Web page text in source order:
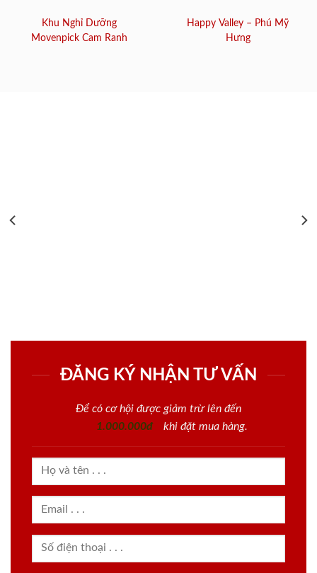
Khu Nghỉ Dưỡng
Movenpick Cam Ranh
Happy Valley – Phú Mỹ
Hưng
ĐĂNG KÝ NHẬN TƯ VẤN
Để có cơ hội được giảm trừ lên đến
1.000.000đ
khi đặt mua hàng.